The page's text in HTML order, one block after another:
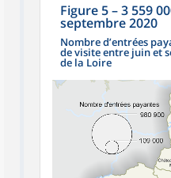
Figure 5–3 559
septembre 2020
Nombre d’entrées
de visite entre juin et
de la Loire